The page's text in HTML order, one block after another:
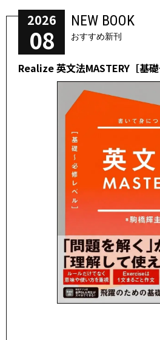
2026
08
NEW BOOK
おすすめ新刊
Realize 英文法MASTERY［基礎